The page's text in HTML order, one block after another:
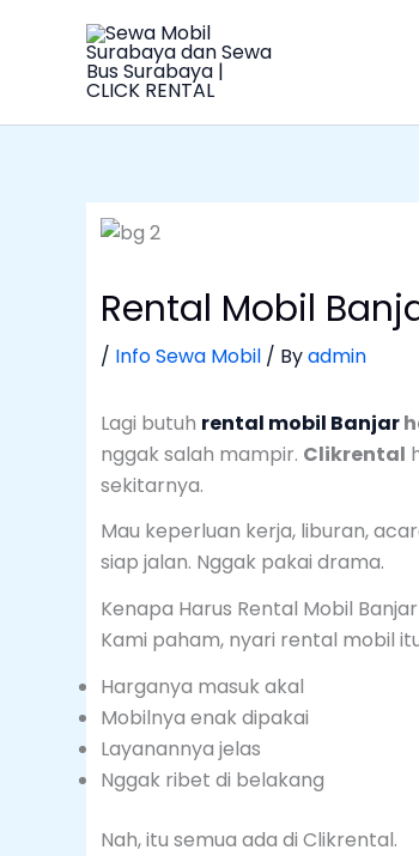
Rental Mobil
/ Info Sewa Mobil / Byadmin
Lagi butuh rental mobil Banjar
nggak salah mampir. Clikrental
sekitarnya.
Mau keperluan kerja, liburan,
siap jalan. Nggak pakai drama.
Kenapa Harus Rental Mobil
Kami paham, nyari rental mobil
Harganya masuk akal
Mobilnya enak dipakai
Layanannya jelas
Nggak ribet di belakang
Nah, itu semua ada di Clikrental.